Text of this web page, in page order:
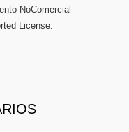
NoComercial-
License.